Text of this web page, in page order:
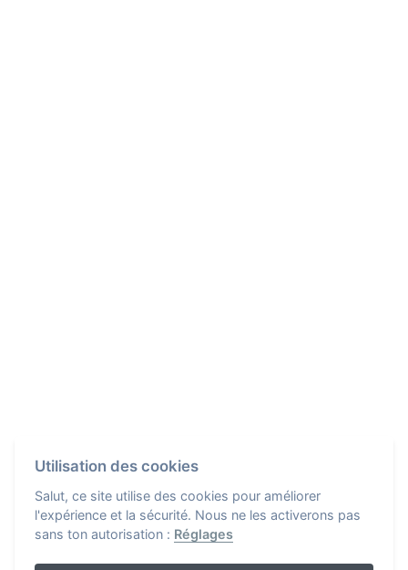
Utilisation des cookies
Salut, ce site utilise des cookies pour améliorer
l'expérience et la sécurité. Nous ne les activerons pas
sans ton autorisation : Réglages